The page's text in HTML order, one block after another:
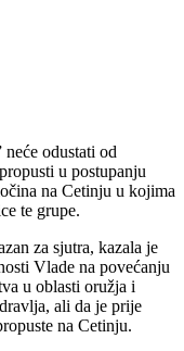
odustati od
u postupanju
na Cetinju u kojima
te grupe.
za sjutra, kazala je
Vlade na povećanju
u oblasti oružja i
ali da je prije
na Cetinju.